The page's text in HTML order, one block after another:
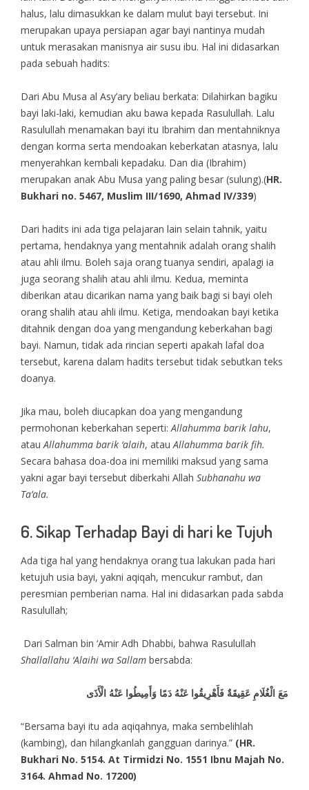
halus, lalu dimasukkan ke dalam mulut bayi tersebut. Ini
merupakan upaya persiapan agar bayi nantinya mudah
untuk merasakan manisnya air susu ibu. Hal ini didasarkan
pada sebuah hadits:
Dari Abu Musa al Asy’ary beliau berkata: Dilahirkan bagiku
bayi laki-laki, kemudian aku bawa kepada Rasulullah. Lalu
Rasulullah menamakan bayi itu Ibrahim dan mentahniknya
dengan korma serta mendoakan keberkatan atasnya, lalu
menyerahkan kembali kepadaku. Dan dia (Ibrahim)
merupakan anak Abu Musa yang paling besar (sulung).(HR.
Bukhari no. 5467, Muslim III/1690, Ahmad IV/339)
Dari hadits ini ada tiga pelajaran lain selain tahnik, yaitu
pertama, hendaknya yang mentahnik adalah orang shalih
atau ahli ilmu. Boleh saja orang tuanya sendiri, apalagi ia
juga seorang shalih atau ahli ilmu. Kedua, meminta
diberikan atau dicarikan nama yang baik bagi si bayi oleh
orang shalih atau ahli ilmu. Ketiga, mendoakan bayi ketika
ditahnik dengan doa yang mengandung keberkahan bagi
bayi. Namun, tidak ada rincian seperti apakah lafal doa
tersebut, karena dalam hadits tersebut tidak sebutkan teks
doanya.
Jika mau, boleh diucapkan doa yang mengandung
permohonan keberkahan seperti: Allahumma barik lahu,
atau Allahumma barik ‘alaih, atau Allahumma barik fih.
Secara bahasa doa-doa ini memiliki maksud yang sama
yakni agar bayi tersebut diberkahi Allah Subhanahu wa
Ta’ala.
6. Sikap Terhadap Bayi di hari ke Tujuh
Ada tiga hal yang hendaknya orang tua lakukan pada hari
ketujuh usia bayi, yakni aqiqah, mencukur rambut, dan
peresmian pemberian nama. Hal ini didasarkan pada sabda
Rasulullah;
Dari Salman bin ‘Amir Adh Dhabbi, bahwa Rasulullah
Shallallahu ‘Alaihi wa Sallambersabda:
مَعَ الْغُلَامِ عَقِيقَةٌ فَأَهْرِيقُوا عَنْهُ دَمًا وَأَمِيطُوا عَنْهُ الْأَذَى
“Bersama bayi itu ada aqiqahnya, maka sembelihlah
(kambing), dan hilangkanlah gangguan darinya.” (HR.
Bukhari No. 5154. At Tirmidzi No. 1551 Ibnu Majah No.
3164. Ahmad No. 17200)